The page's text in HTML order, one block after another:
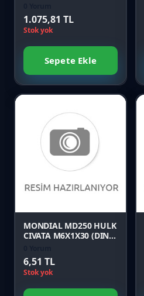
1.075,81 TL
Stok yok
Sepete Ekle
Favori
Karşılaştır
MONDIAL MD250 HULK
CIVATA M6X1X30 (DIN
6,51 TL
Stok yok